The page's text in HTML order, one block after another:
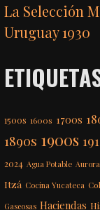
La Selección
Uruguay 1930
1500s 1600s 1700s
1890s 1900s
2024 Agua Potable
Itzá Cocina Yucateca
Gaseosas Haciendas